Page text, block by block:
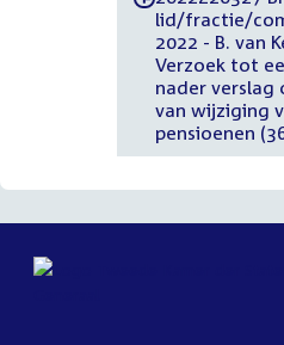
lid/fractie/
2022 - B. van
Verzoek tot
nader verslag
van wijziging
pensioenen